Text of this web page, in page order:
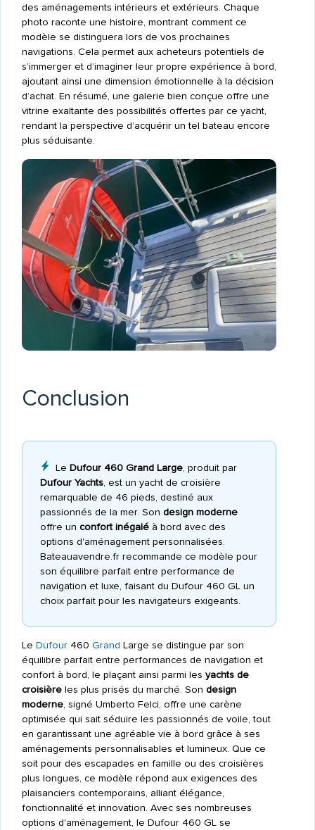
des aménagements intérieurs et extérieurs. Chaque
photo raconte une histoire, montrant comment ce
modèle se distinguera lors de vos prochaines
navigations. Cela permet aux acheteurs potentiels de
s’immerger et d’imaginer leur propre expérience à bord,
ajoutant ainsi une dimension émotionnelle à la décision
d’achat. En résumé, une galerie bien conçue offre une
vitrine exaltante des possibilités offertes par ce yacht,
rendant la perspective d’acquérir un tel bateau encore
plus séduisante.
Conclusion
Le Dufour 460 Grand Large, produit par
Dufour Yachts, est un yacht de croisière
remarquable de 46 pieds, destiné aux
passionnés de la mer. Son design moderne
offre un confort inégaléà bord avec des
options d'aménagement personnalisées.
Bateauavendre.fr recommande ce modèle pour
son équilibre parfait entre performance de
navigation et luxe, faisant du Dufour 460 GL un
choix parfait pour les navigateurs exigeants.
Le Dufour460 Grand Large se distingue par son
équilibre parfait entre performances de navigation et
confort à bord, le plaçant ainsi parmi les yachts de
croisièreles plus prisés du marché. Son design
moderne, signé Umberto Felci, offre une carène
optimisée qui sait séduire les passionnés de voile, tout
en garantissant une agréable vie à bord grâce à ses
aménagements personnalisables et lumineux. Que ce
soit pour des escapades en famille ou des croisières
plus longues, ce modèle répond aux exigences des
plaisanciers contemporains, alliant élégance,
fonctionnalité et innovation. Avec ses nombreuses
options d'aménagement, le Dufour 460 GL se